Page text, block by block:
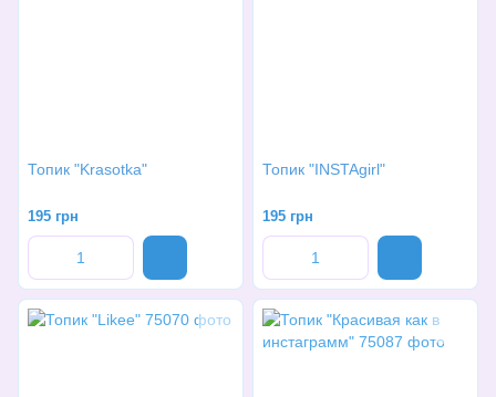
Топик "Krasotka"
195 грн
Топик "INSTAgirl"
195 грн